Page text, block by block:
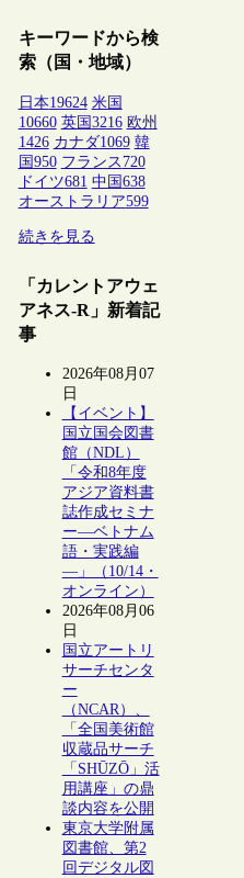
キーワードから検
索（国・地域）
日本19624 米国
10660 英国 3216 欧州
1426 カナダ1069 韓
国 950 フランス 720
ドイツ681 中国 638
オーストラリア599
続きを見る
「カレントアウェ
アネス-R」新着記
事
2026年08月07
日
【イベント】
国立国会図書
館（NDL）
「令和8年度
アジア資料書
誌作成セミナ
ー―ベトナム
語・実践編
―」（10/14・
オンライン）
2026年08月06
日
国立アートリ
サーチセンタ
ー
（NCAR）、
「全国美術館
収蔵品サーチ
「SHŪZŌ」活
用講座」の鼎
談内容を公開
東京大学附属
図書館、第2
回デジタル図